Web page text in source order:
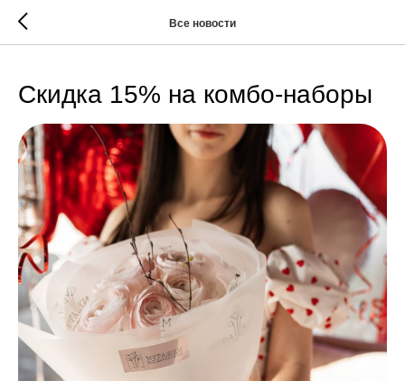
Все новости
Скидка 15% на комбо-наборы